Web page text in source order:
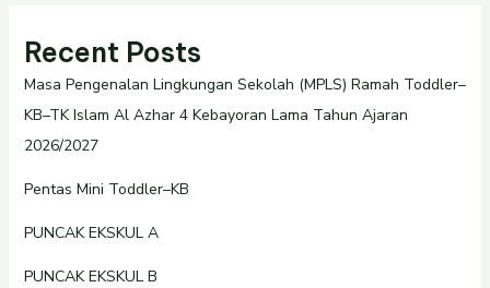
Recent Posts
Masa Pengenalan Lingkungan Sekolah (MPLS) Ramah Toddler–
KB–TK Islam Al Azhar 4 Kebayoran Lama Tahun Ajaran
2026/2027
Pentas Mini Toddler–KB
PUNCAK EKSKUL A
PUNCAK EKSKUL B